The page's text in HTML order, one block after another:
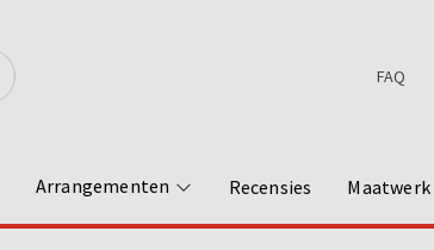
FAQ
Arrangementen Recensies Maatwerk